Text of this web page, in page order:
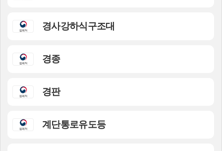
경사강하식구조대
경종
경판
계단통로유도등